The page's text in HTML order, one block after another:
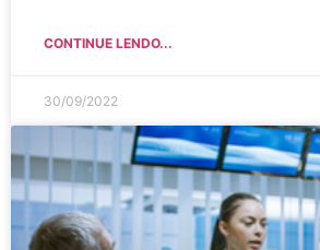
CONTINUE LENDO...
30/09/2022